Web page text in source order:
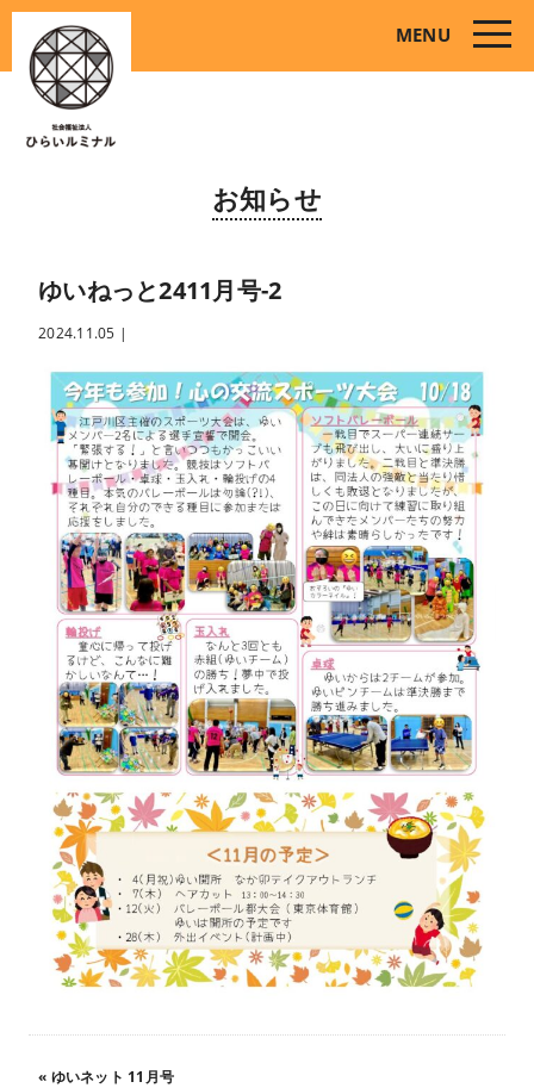
MENU
toggle
お知らせ
ゆいねっと2411月号-2
2024.11.05 |
« ゆいネット 11月号